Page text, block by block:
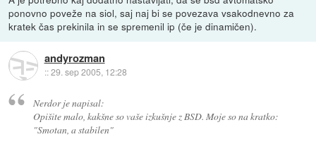
ponovno poveže na siol, saj naj bi se povezava vsakodnevno za
kratek čas prekinila in se spremenil ip (če je dinamičen).
andyrozman
::29. sep 2005, 12:28
Nerdor je napisal:
Opišite malo, kakšne so vaše izkušnje z BSD. Moje so na kratko:
"Smotan, a stabilen"